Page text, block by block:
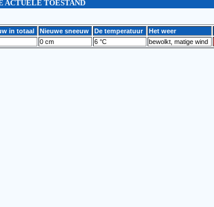
ACTUELE TOESTAND
in totaal Nieuwe sneeuw De temperatuur Het weer
0 cm 6 °C bewolkt, matige wind